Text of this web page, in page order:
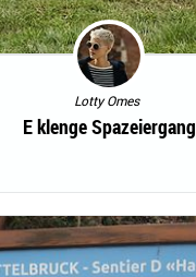
Lotty Omes
E klenge Spazeiergang